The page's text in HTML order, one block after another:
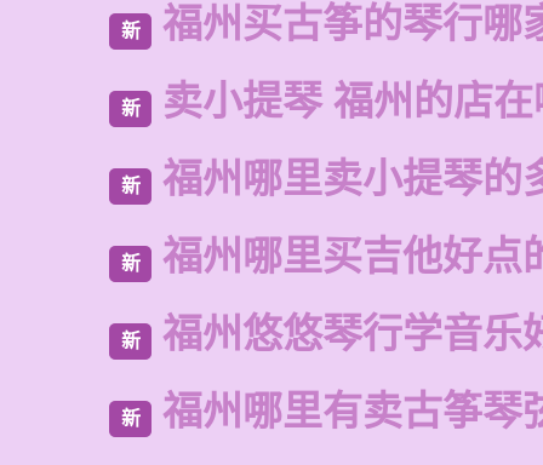
新 福州买古筝的琴行哪
新 卖小提琴 福州的店
新 福州哪里卖小提琴的
新 福州哪里买吉他好点
新 福州悠悠琴行学音乐
新 福州哪里有卖古筝琴